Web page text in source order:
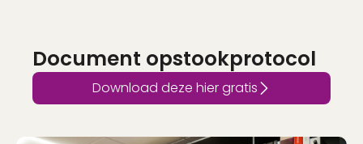
Document opstookprotocol
Download deze hier gratis